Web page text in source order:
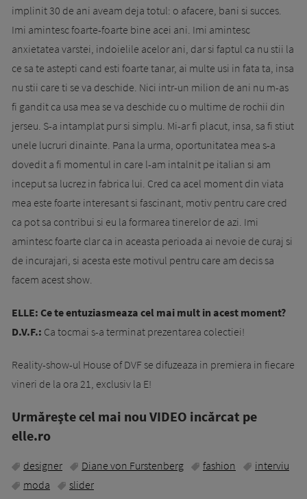
implinit 30 de ani aveam deja totul: o afacere, bani si succes.
Imi amintesc foarte-foarte bine acei ani. Imi amintesc
anxietatea varstei, indoielile acelor ani, dar si faptul ca nu stii la
ce sa te astepti cand esti foarte tanar, ai multe usi in fata ta, insa
nu stii care ti se va deschide. Nici intr-un milion de ani nu m-as
fi gandit ca usa mea se va deschide cu o multime de rochii din
jerseu. S-a intamplat pur si simplu. Mi-ar fi placut, insa, sa fi stiut
unele lucruri dinainte. Pana la urma, oportunitatea mea s-a
dovedit a fi momentul in care l-am intalnit pe italian si am
inceput sa lucrez in fabrica lui. Cred ca acel moment din viata
mea este foarte interesant si fascinant, motiv pentru care cred
ca pot sa contribui si eu la formarea tinerelor de azi. Imi
amintesc foarte clar ca in aceasta perioada ai nevoie de curaj si
de incurajari, si acesta este motivul pentru care am decis sa
facem acest show.
ELLE: Ce te entuziasmeaza cel mai mult in acest moment?
D.V.F.: Ca tocmai s-a terminat prezentarea colectiei!
Reality-show-ul House of DVF se difuzeaza in premiera in fiecare
vineri de la ora 21, exclusiv la E!
Urmăreşte cel mai nou VIDEO incărcat pe
elle.ro
designer Diane von Furstenberg fashion
interviu
moda
slider